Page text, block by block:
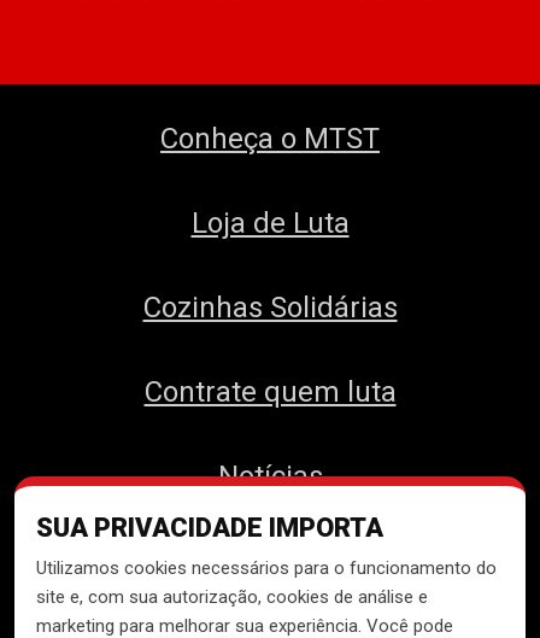
SUA PRIVACIDADE IMPORTA
Utilizamos cookies necessários para o funcionamento do
site e, com sua autorização, cookies de análise e
marketing para melhorar sua experiência. Você pode
Conheça o MTST
Loja de Luta
Cozinhas Solidárias
Contrate quem luta
Notícias
Contato